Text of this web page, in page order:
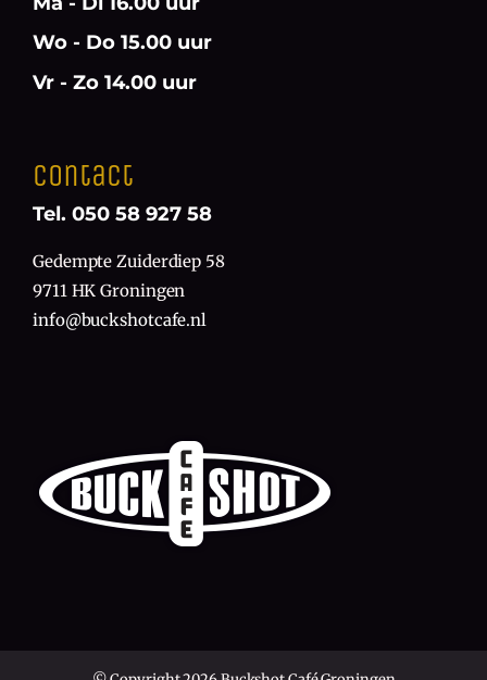
Wo - Do 15.00 uur
Vr - Zo 14.00 uur
Contact
Tel. 050 58 927 58
Gedempte Zuiderdiep 58
9711 HK Groningen
info@buckshotcafe.nl